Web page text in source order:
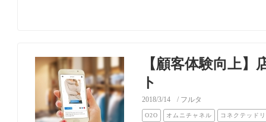
【顧客体験向上
ト
2018/3/14 / フルタ
O2O オムニチャネル コネクテッド